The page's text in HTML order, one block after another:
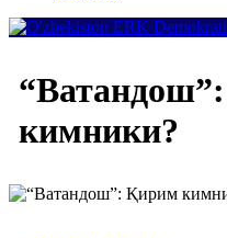
кимники?